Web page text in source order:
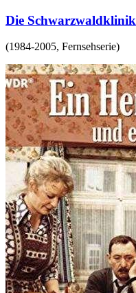
Die Schwarzwaldklinik
(1984-2005, Fernsehserie)